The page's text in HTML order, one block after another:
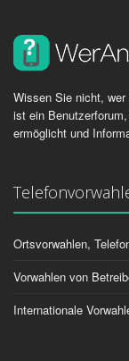
Wissen Sie nicht, wer
ist ein
ermöglicht und
Ortsvorwahlen,
Vorwahlen von
Internationale